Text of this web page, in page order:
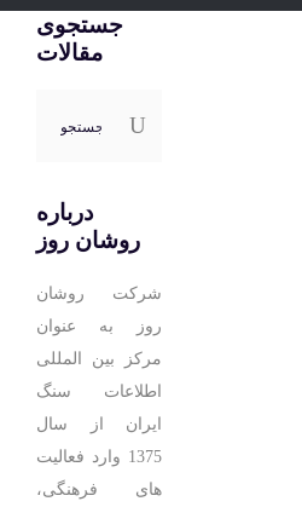
جستجوی
مقالات
برای:
درباره
روشان روز
شرکت روشان
روز به عنوان
مرکز بین المللی
اطلاعات سنگ
ایران از سال
1375 وارد فعالیت
های فرهنگی،